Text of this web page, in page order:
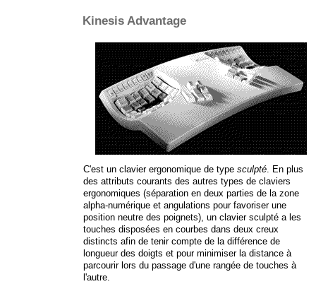
Kinesis Advantage
C'est un clavier ergonomique de typesculpté. En plus
des attributs courants des autres types de claviers
ergonomiques (séparation en deux parties de la zone
alpha-numérique et angulations pour favoriser une
position neutre des poignets), un clavier sculpté a les
touches disposées en courbes dans deux creux
distincts afin de tenir compte de la différence de
longueur des doigts et pour minimiser la distance à
parcourir lors du passage d'une rangée de touches à
l'autre.